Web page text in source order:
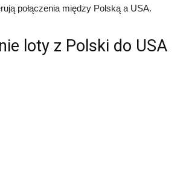
połączenia między Polską a USA.
loty z Polski do USA